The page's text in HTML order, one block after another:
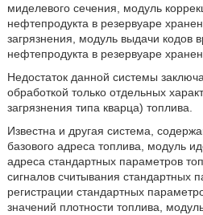
миделевого сечения, модуль
нефтепродукта в резервуаре
загрязнения, модуль выдачи кодов
нефтепродукта в резервуаре
Недостаток данной системы
обработкой только отдельных
загрязнения типа кварца) топлива.
Известна и другая система,
базового адреса топлива, модуль
адреса стандартных параметров
сигналов считывания стандартных
регистрации стандартных
значений плотности топлива,